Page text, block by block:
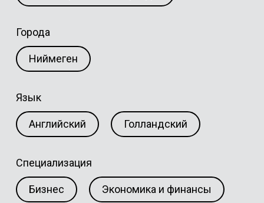
Города
Ниймеген
Язык
Английский Голландский
Специализация
Бизнес Экономика и финансы